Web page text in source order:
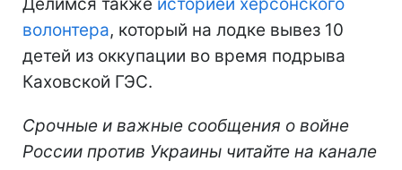
Делимся также историей херсонского
волонтера, который на лодке вывез 10
детей из оккупации во время подрыва
Каховской ГЭС.
Срочные и важные сообщения о войне
России против Украины читайте на канале